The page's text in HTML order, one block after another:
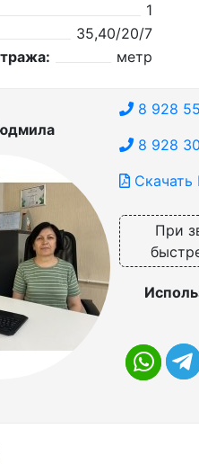
1
35,40/20/7
метр
8 928
8 928
Скачать
При